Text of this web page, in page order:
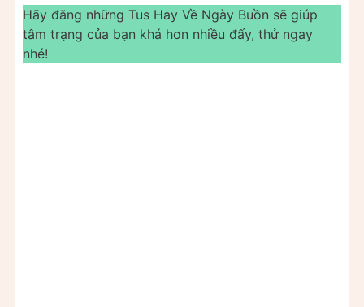
Hãy đăng những Tus Hay Về Ngày Buồn sẽ giúp
tâm trạng của bạn khá hơn nhiều đấy, thử ngay
nhé!